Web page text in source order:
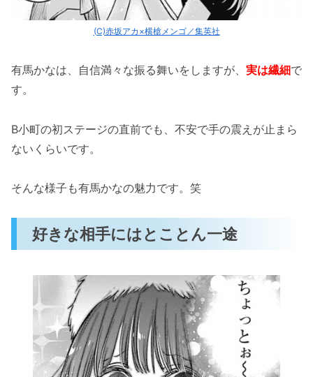
(C)赤坂アカ×横槍メンゴ／集英社
有馬かなは、自信満々な振る舞いをしますが、 実は繊細で
す。
B小町の初ステージの直前でも、不安で手の震えが止まら
ないくらいです。
そんな様子も有馬かなの魅力です。笑
好きな相手にはとことん一途